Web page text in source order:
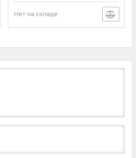
Нет на складе